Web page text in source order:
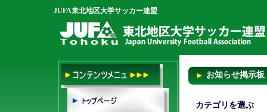
JUFA東北地区大学サッカー連盟
お知らせ掲示板
カテゴリを選ぶ